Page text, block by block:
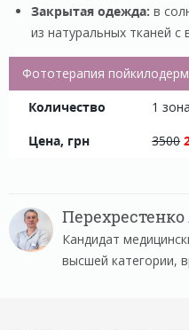
Закрытая одежда: в
из натуральных тканей с
Фототерапия
1 зона
3500
Кандидат
высшей категории,